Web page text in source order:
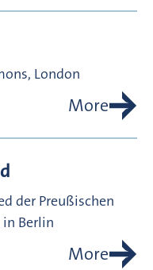
London
More
der Preußischen
Berlin
More